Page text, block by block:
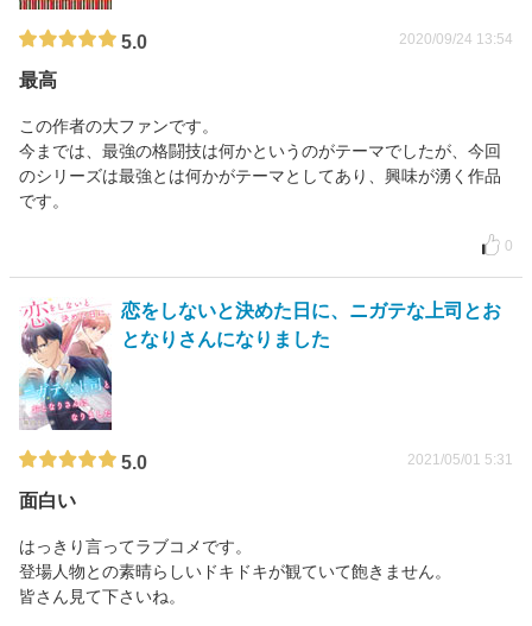
5.0 2020/09/24 13:54
最高
この作者の大ファンです。
今までは、最強の格闘技は何かというのがテーマでしたが、今回
のシリーズは最強とは何かがテーマとしてあり、興味が湧く作品
です。
0
恋をしないと決めた日に、ニガテな上司とお
となりさんになりました
5.0 2021/05/01 5:31
面白い
はっきり言ってラブコメです。
登場人物との素晴らしいドキドキが観ていて飽きません。
皆さん見て下さいね。